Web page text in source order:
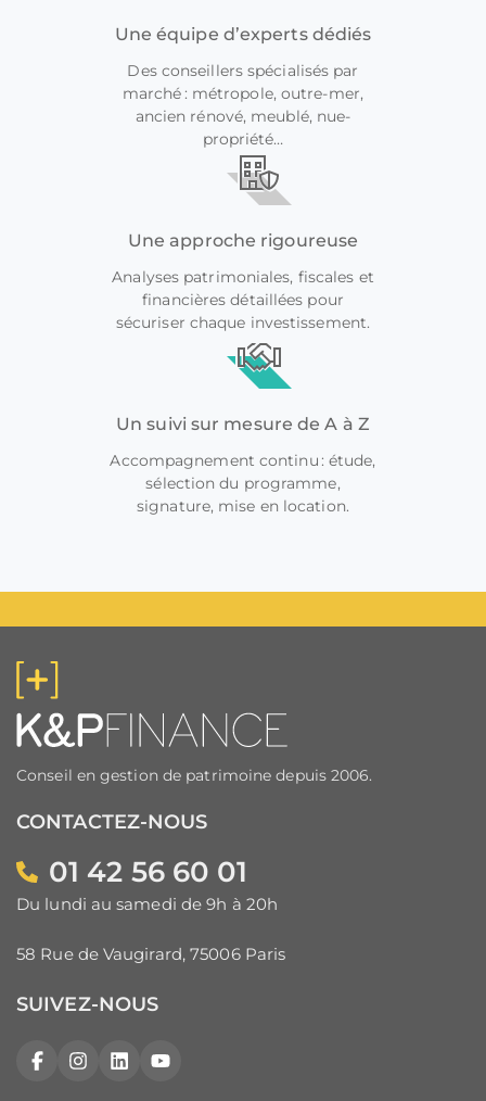
Une équipe d’experts dédiés
Des conseillers spécialisés par
marché : métropole, outre-mer,
ancien rénové, meublé, nue-
propriété…
Une approche rigoureuse
Analyses patrimoniales, fiscales et
financières détaillées pour
sécuriser chaque investissement.
Un suivi sur mesure de A à Z
Accompagnement continu : étude,
sélection du programme,
signature, mise en location.
Conseil en gestion de patrimoine depuis 2006.
CONTACTEZ-NOUS
01 42 56 60 01
Du lundi au samedi de 9h à 20h
58 Rue de Vaugirard, 75006 Paris
SUIVEZ-NOUS
FacebookInstagram
LinkedInYouTube